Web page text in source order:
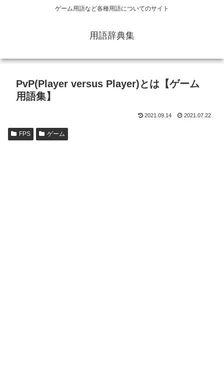
ゲーム用語など各種用語についてのサイト
用語辞典集
PvP(Player versus Player)とは【ゲーム
用語集】
2021.09.14 2021.07.22
FPS ゲーム